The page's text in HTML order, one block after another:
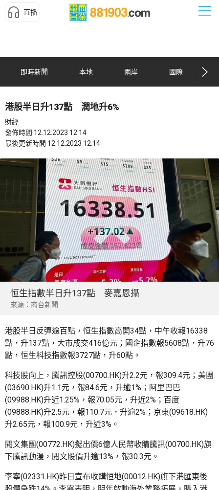
直播
即時新聞 本地 兩岸 國際
港股半日升137點 潤地升6%
財經
發佈時間 12.12.2023 12:14
最後更新時間 12.12.2023 12:14
恒生指數半日升137點 麥嘉恩攝
來源：商台新聞
港股半日反彈逾百點，恒生指數高開34點，中午收報16338
點，升137點，大市成交416億元；國企指數報5608點，升76
點，恒生科技指數報3727點，升60點。
科技股向上，騰訊控股(00700.HK)升2.2元，報309.4元；美團
(03690.HK)升1.1元，報84.6元，升逾1%；阿里巴巴
(09988.HK)升近1.25%，報70.05元，升近2%；百度
(09888.HK)升2.5元，報110.7元，升逾2%；京東(09618.HK)
升2.65元，報100.9元，升近3%。
閱文集團(00772.HK)擬出價6億人民幣收購騰訊(00700.HK)旗
下騰訊動漫，閱文股價升逾13%，報30.3元。
李寧(02331.HK)昨日宣布收購恒地(00012.HK)旗下港匯東後